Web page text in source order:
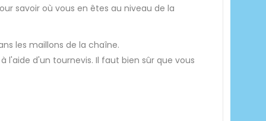
savoir où vous en êtes au niveau de la
les maillons de la chaîne.
d'un tournevis. Il faut bien sûr que vous